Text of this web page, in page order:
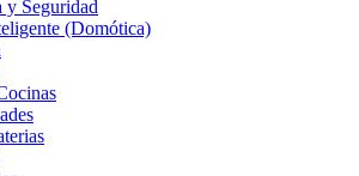
y Seguridad
(Domótica)